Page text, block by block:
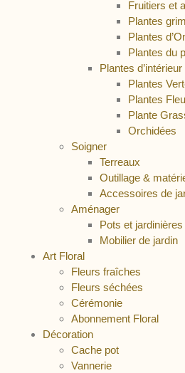
Fruitiers et
Plantes
Plantes
Plantes du
Plantes d’intérieur
Plantes
Plantes
Plante
Orchidées
Soigner
Terreaux
Outillage &
Accessoires de
Aménager
Pots et jardinières
Mobilier de jardin
Art Floral
Fleurs fraîches
Fleurs séchées
Cérémonie
Abonnement Floral
Décoration
Cache pot
Vannerie